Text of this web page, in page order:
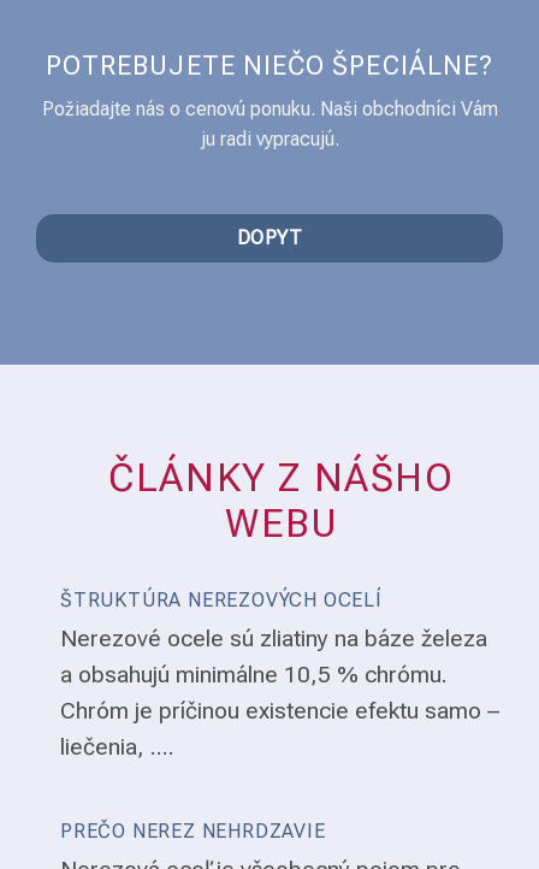
POTREBUJETE NIEČO ŠPECIÁLNE?
Požiadajte nás o cenovú ponuku. Naši obchodníci Vám
ju radi vypracujú.
DOPYT
ČLÁNKY Z NÁŠHO
WEBU
ŠTRUKTÚRA NEREZOVÝCH OCELÍ
Nerezové ocele sú zliatiny na báze železa
a obsahujú minimálne 10,5 % chrómu.
Chróm je príčinou existencie efektu samo –
liečenia, ....
PREČO NEREZ NEHRDZAVIE